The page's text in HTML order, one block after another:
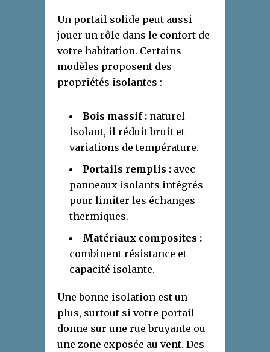
Un portail solide peut aussi
jouer un rôle dans le confort de
votre habitation. Certains
modèles proposent des
propriétés isolantes :
Bois massif : naturel
isolant, il réduit bruit et
variations de température.
Portails remplis : avec
panneaux isolants intégrés
pour limiter les échanges
thermiques.
Matériaux composites :
combinent résistance et
capacité isolante.
Une bonne isolation est un
plus, surtout si votre portail
donne sur une rue bruyante ou
une zone exposée au vent. Des